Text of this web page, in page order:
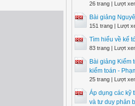
26 trang | Lượt
Bài giảng
151 trang | Lượt
Tìm hiểu về kế
83 trang | Lượt
Bài giảng Kiểm
kiểm toán -
25 trang | Lượt
Áp dụng các kỹ
và tư duy phản